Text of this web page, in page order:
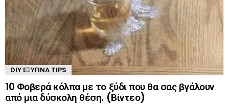
DIY ΈΞΥΠΝΑ TIPS
10 Φοβερά κόλπα με το ξύδι που θα σας βγάλουν
από μια δύσκολη θέση. (Βίντεο)